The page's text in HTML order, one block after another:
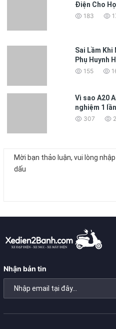
Điện Cho
183
Sai Lầm Khi
Phụ Huynh
155
Vì sao A20
nghiệm 1
307
Nhận bản tin